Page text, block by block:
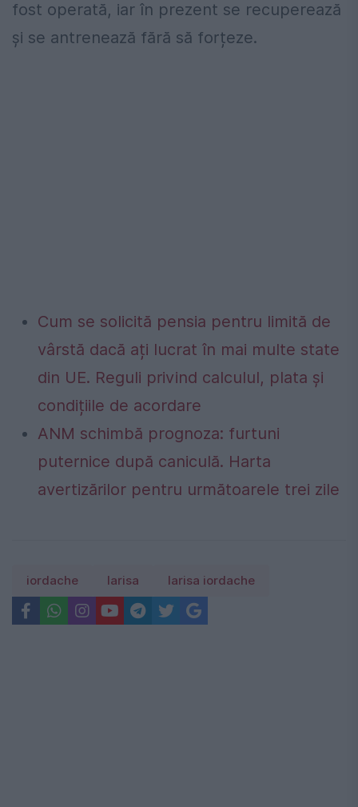
fost operată, iar în prezent se recuperează
și se antrenează fără să forțeze.
Cum se solicită pensia pentru limită de
vârstă dacă ați lucrat în mai multe state
din UE. Reguli privind calculul, plata și
condițiile de acordare
ANM schimbă prognoza: furtuni
puternice după caniculă. Harta
avertizărilor pentru următoarele trei zile
iordache larisa larisa iordache